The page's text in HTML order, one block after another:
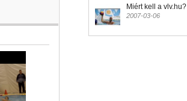
Miért kell a vlv.hu?
2007-03-06